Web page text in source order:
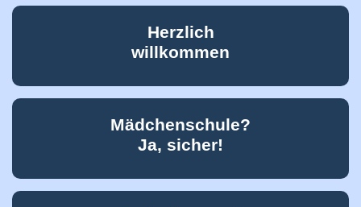
Herzlich
willkommen
Mädchenschule?
Ja, sicher!